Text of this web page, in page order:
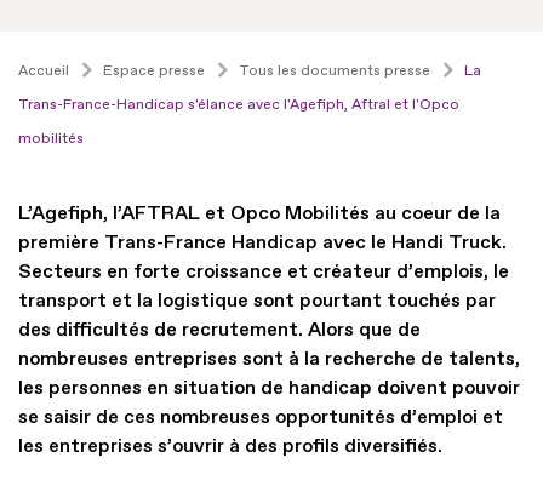
Accueil Espace presse Tous les documents presse
La
Trans-France-Handicap s'élance avec l'Agefiph, Aftral et l'Opco
mobilités
L’Agefiph, l’AFTRAL et Opco Mobilités au coeur de la
première Trans-France Handicap avec le Handi Truck.
Secteurs en forte croissance et créateur d’emplois, le
transport et la logistique sont pourtant touchés par
des difficultés de recrutement. Alors que de
nombreuses entreprises sont à la recherche de talents,
les personnes en situation de handicap doivent pouvoir
se saisir de ces nombreuses opportunités d’emploi et
les entreprises s’ouvrir à des profils diversifiés.